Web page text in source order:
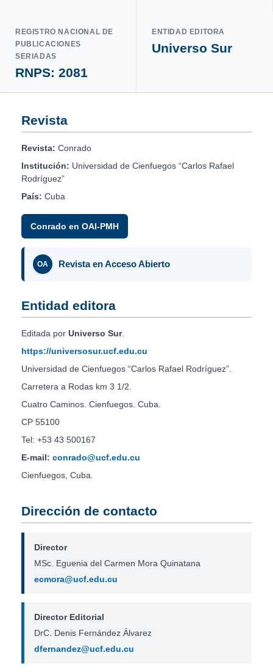
REGISTRO NACIONAL DE
PUBLICACIONES
SERIADAS
RNPS: 2081
ENTIDAD EDITORA
Universo Sur
Revista
Revista: Conrado
Institución: Universidad de Cienfuegos “Carlos Rafael
Rodríguez”
País: Cuba
Conrado en OAI-PMH
OA Revista en Acceso Abierto
Entidad editora
Editada por Universo Sur.
https://universosur.ucf.edu.cu
Universidad de Cienfuegos “Carlos Rafael Rodríguez”.
Carretera a Rodas km 3 1/2.
Cuatro Caminos. Cienfuegos. Cuba.
CP 55100
Tel: +53 43 500167
E-mail: conrado@ucf.edu.cu
Cienfuegos, Cuba.
Dirección de contacto
Director
MSc. Eguenia del Carmen Mora Quinatana
ecmora@ucf.edu.cu
Director Editorial
DrC. Denis Fernández Álvarez
dfernandez@ucf.edu.cu